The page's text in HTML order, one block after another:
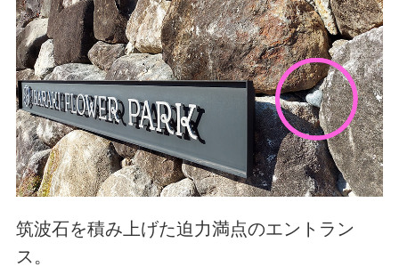
筑波石を積み上げた迫力満点のエントラン
ス。